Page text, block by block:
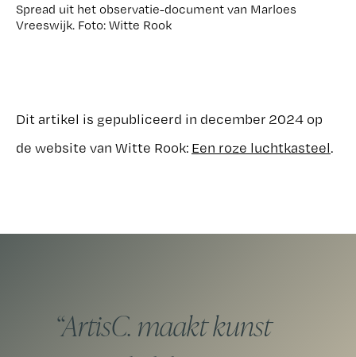
Spread uit het observatie-document van Marloes
Vreeswijk. Foto: Witte Rook
Dit artikel is gepubliceerd in december 2024 op
de website van Witte Rook: Een roze luchtkasteel.
ArtisC. maakt kunst